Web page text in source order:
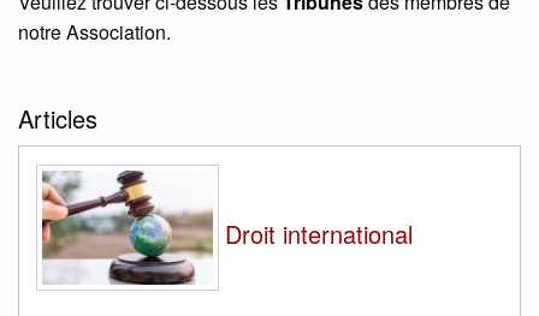
notre Association.
Articles
Droit international